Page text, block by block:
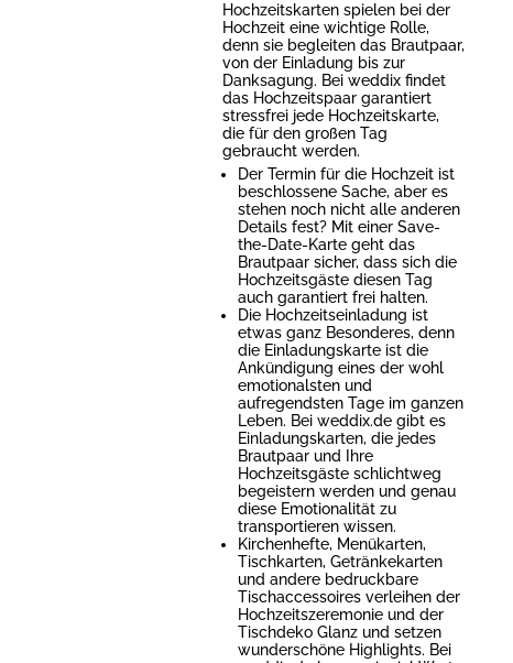
Hochzeitskarten spielen bei der
Hochzeit eine wichtige Rolle,
denn sie begleiten das Brautpaar,
von der Einladung bis zur
Danksagung. Bei weddix findet
das Hochzeitspaar garantiert
stressfrei jede Hochzeitskarte,
die für den großen Tag
gebraucht werden.
Der Termin für die Hochzeit ist
beschlossene Sache, aber es
stehen noch nicht alle anderen
Details fest? Mit einer Save-
the-Date-Karte geht das
Brautpaar sicher, dass sich die
Hochzeitsgäste diesen Tag
auch garantiert frei halten.
Die Hochzeitseinladung ist
etwas ganz Besonderes, denn
die Einladungskarte ist die
Ankündigung eines der wohl
emotionalsten und
aufregendsten Tage im ganzen
Leben. Bei weddix.de gibt es
Einladungskarten, die jedes
Brautpaar und Ihre
Hochzeitsgäste schlichtweg
begeistern werden und genau
diese Emotionalität zu
transportieren wissen.
Kirchenhefte, Menükarten,
Tischkarten, Getränkekarten
und andere bedruckbare
Tischaccessoires verleihen der
Hochzeitszeremonie und der
Tischdeko Glanz und setzen
wunderschöne Highlights. Bei